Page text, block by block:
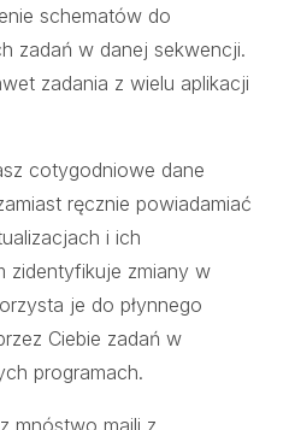
schematów do
zadań w danej sekwencji.
zadania z wielu aplikacji
cotygodniowe dane
ręcznie powiadamiać
i ich
zidentyfikuje zmiany w
je do płynnego
Ciebie zadań w
programach.